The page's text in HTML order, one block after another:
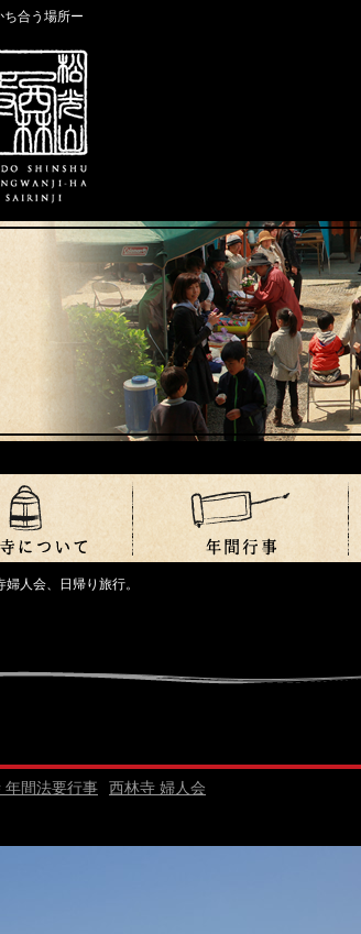
合う場所ー
婦人会、日帰り旅行。
年間法要行事 西林寺 婦人会